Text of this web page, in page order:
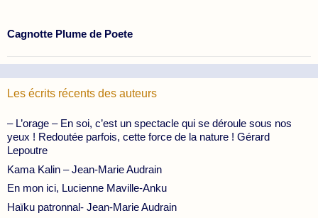
Cagnotte Plume de Poete
Les écrits récents des auteurs
– L’orage – En soi, c’est un spectacle qui se déroule sous nos
yeux ! Redoutée parfois, cette force de la nature ! Gérard
Lepoutre
Kama Kalin – Jean-Marie Audrain
En mon ici, Lucienne Maville-Anku
Haïku patronnal- Jean-Marie Audrain